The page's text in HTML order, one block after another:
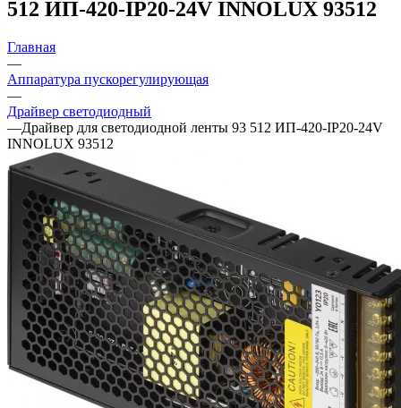
512 ИП-420-IP20-24V INNOLUX 93512
Главная
—
Аппаратура пускорегулирующая
—
Драйвер светодиодный
—Драйвер для светодиодной ленты 93 512 ИП-420-IP20-24V
INNOLUX 93512